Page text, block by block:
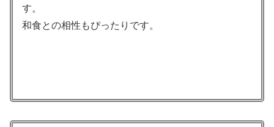
す。
和食との相性もぴったりです。